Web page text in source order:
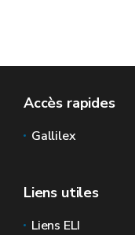
Accès rapides
Gallilex
Liens utiles
Liens ELI